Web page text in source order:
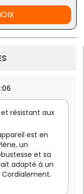
résistant aux
est en
un
et sa
adapté à un